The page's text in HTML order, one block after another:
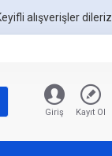
alışverişler dileriz..
Giriş Kayıt Ol